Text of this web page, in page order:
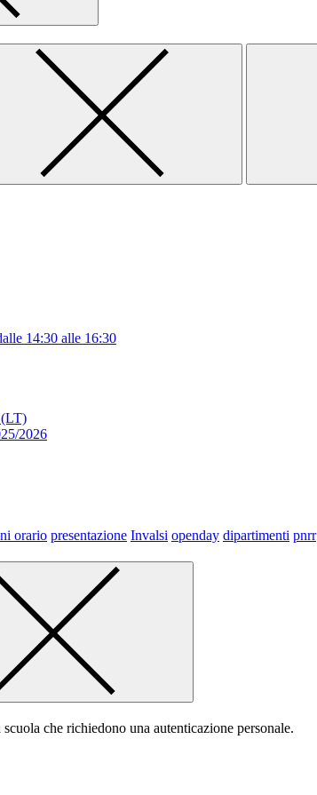
14:30 alle 16:30
2026
orario presentazione Invalsi openday dipartimenti pnrr
che richiedono una autenticazione personale.